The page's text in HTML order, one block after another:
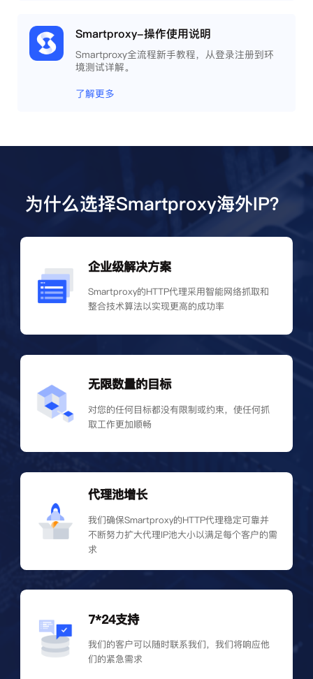
Smartproxy-操作使用说明
Smartproxy全流程新手教程，从登录注册到环
境测试详解。
了解更多
为什么选择Smartproxy海外IP？
企业级解决方案
Smartproxy的HTTP代理采用智能网络抓取和
整合技术算法以实现更高的成功率
无限数量的目标
对您的任何目标都没有限制或约束，使任何抓
取工作更加顺畅
代理池增长
我们确保Smartproxy的HTTP代理稳定可靠并
不断努力扩大代理IP池大小以满足每个客户的需
求
7*24支持
我们的客户可以随时联系我们，我们将响应他
们的紧急需求